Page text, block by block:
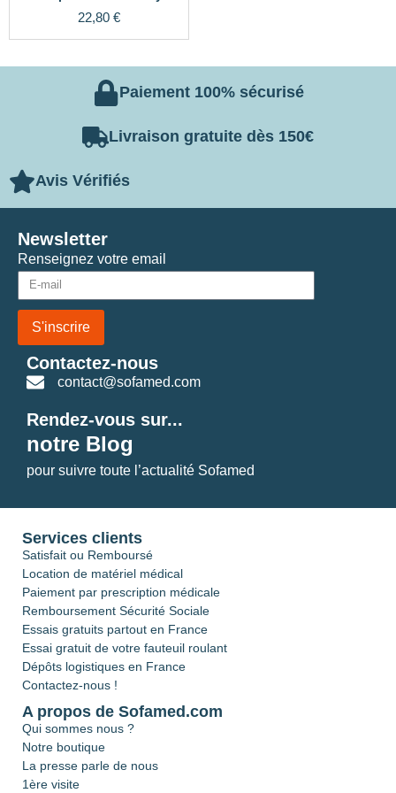
22,80 €
Paiement 100% sécurisé
Livraison gratuite dès 150€
Avis Vérifiés
Renseignez votre email
S'inscrire
Newsletter
Contactez-nous
contact@sofamed.com
Rendez-vous sur...
notre Blog
pour suivre toute l’actualité Sofamed
Services clients
Satisfait ou Remboursé
Location de matériel médical
Paiement par prescription médicale
Remboursement Sécurité Sociale
Essais gratuits partout en France
Essai gratuit de votre fauteuil roulant
Dépôts logistiques en France
Contactez-nous !
A propos de Sofamed.com
Qui sommes nous ?
Notre boutique
La presse parle de nous
1ère visite